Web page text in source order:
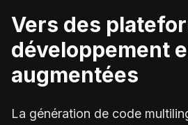
Vers des
développement
augmentées
La génération de code